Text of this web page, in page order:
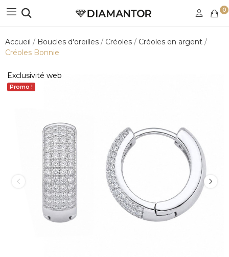
0
Accueil Boucles d'oreilles Créoles
Créoles en argent
Créoles Bonnie
Exclusivité web
Promo !